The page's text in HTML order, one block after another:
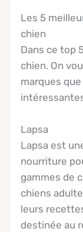
Les 5
chien
Dans ce top
chien. On
marques
Lapsa
Lapsa est
nourriture
gammes de
chiens
leurs
destinée au